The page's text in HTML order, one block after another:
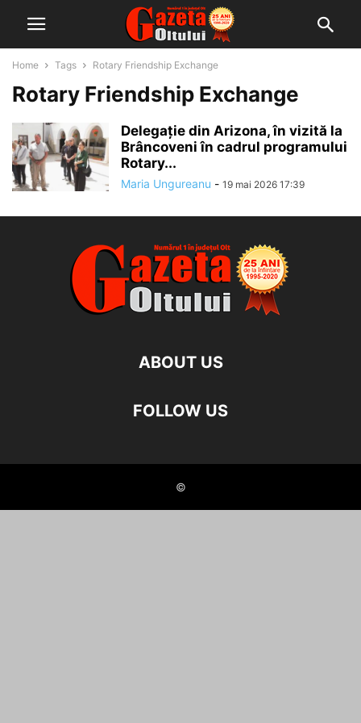
Home Tags Rotary Friendship Exchange
Rotary Friendship Exchange
Delegație din Arizona, în vizită la
Brâncoveni în cadrul programului
Rotary...
Maria Ungureanu - 19 mai 2026 17:39
ABOUT US
FOLLOW US
©